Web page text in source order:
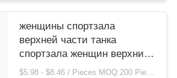
женщины спортзала
верхней части танка
спортзала женщин верхние
свободные освобождают
$5.98 - $8.46 / Pieces MOQ:200 Piece / Pieces